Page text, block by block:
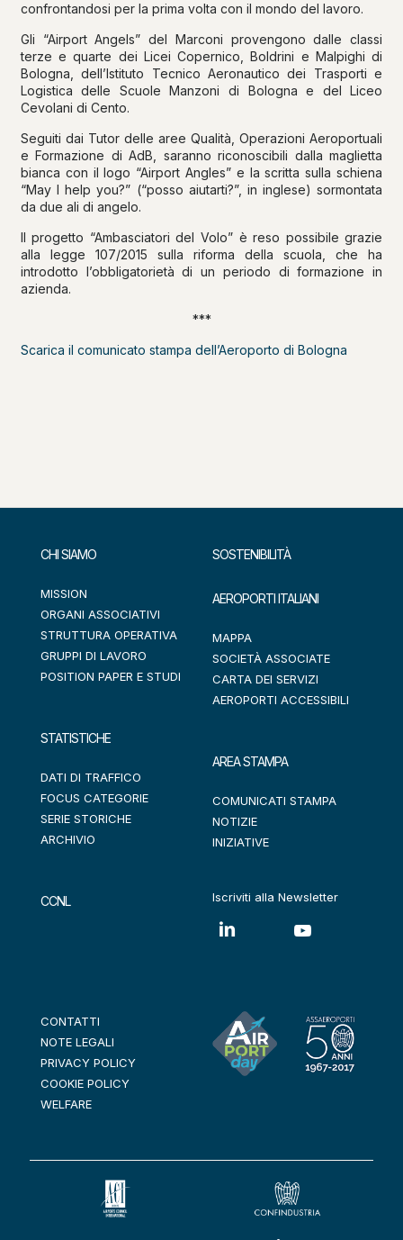
confrontandosi per la prima volta con il mondo del lavoro.
Gli “Airport Angels” del Marconi provengono dalle classi
terze e quarte dei Licei Copernico, Boldrini e Malpighi di
Bologna, dell’Istituto Tecnico Aeronautico dei Trasporti e
Logistica delle Scuole Manzoni di Bologna e del Liceo
Cevolani di Cento.
Seguiti dai Tutor delle aree Qualità, Operazioni Aeroportuali
e Formazione di AdB, saranno riconoscibili dalla maglietta
bianca con il logo “Airport Angles” e la scritta sulla schiena
“May I help you?” (“posso aiutarti?”, in inglese) sormontata
da due ali di angelo.
Il progetto “Ambasciatori del Volo” è reso possibile grazie
alla legge 107/2015 sulla riforma della scuola, che ha
introdotto l’obbligatorietà di un periodo di formazione in
azienda.
***
Scarica il comunicato stampa dell’Aeroporto di Bologna
CHI SIAMO
MISSION
ORGANI ASSOCIATIVI
STRUTTURA OPERATIVA
GRUPPI DI LAVORO
POSITION PAPER E STUDI
STATISTICHE
DATI DI TRAFFICO
FOCUS CATEGORIE
SERIE STORICHE
ARCHIVIO
CCNL
SOSTENIBILITÀ
AEROPORTI ITALIANI
MAPPA
SOCIETÀ ASSOCIATE
CARTA DEI SERVIZI
AEROPORTI ACCESSIBILI
AREA STAMPA
COMUNICATI STAMPA
NOTIZIE
INIZIATIVE
Iscriviti alla Newsletter
CONTATTI
NOTE LEGALI
PRIVACY POLICY
COOKIE POLICY
WELFARE